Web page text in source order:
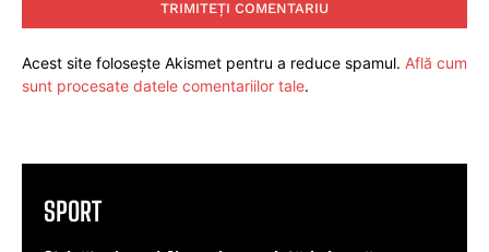
Acest site folosește Akismet pentru a reduce spamul. Află cum
sunt procesate datele comentariilor tale.
SPORT